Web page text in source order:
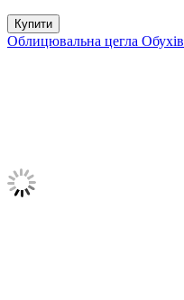
Купити
Облицювальна цегла Обухів